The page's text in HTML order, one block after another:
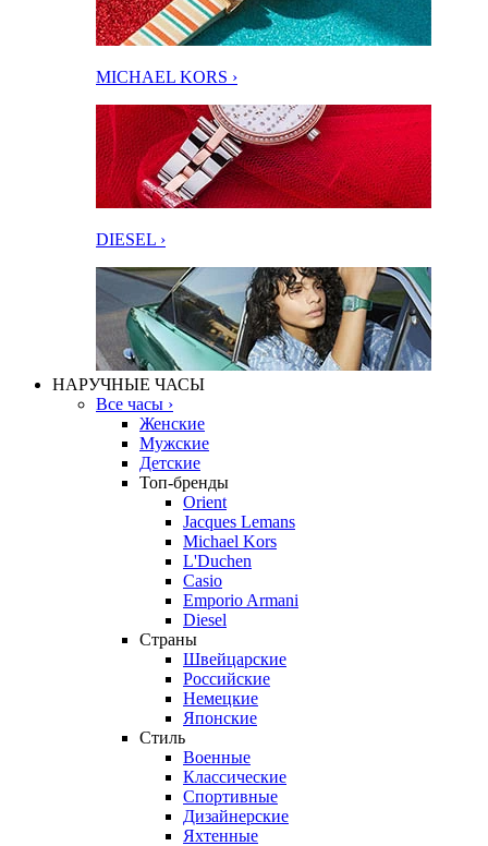
MICHAEL KORS ›
DIESEL ›
НАРУЧНЫЕ ЧАСЫ
Все часы ›
Женские
Мужские
Детские
Топ-бренды
Orient
Jacques Lemans
Michael Kors
L'Duchen
Casio
Emporio Armani
Diesel
Страны
Швейцарские
Российские
Немецкие
Японские
Стиль
Военные
Классические
Спортивные
Дизайнерские
Яхтенные